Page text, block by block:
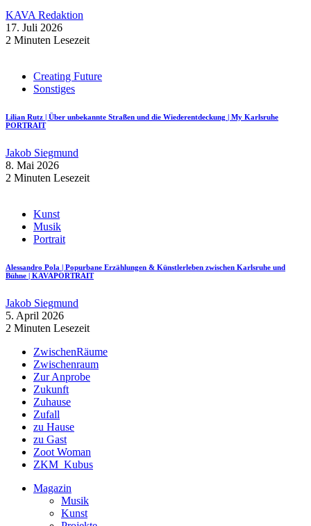
KAVA Redaktion
17. Juli 2026
2 Minuten Lesezeit
Creating Future
Sonstiges
Lilian Rutz | Über unbekannte Straßen und die Wiederentdeckung | My Karlsruhe
PORTRAIT
Jakob Siegmund
8. Mai 2026
2 Minuten Lesezeit
Kunst
Musik
Portrait
Alessandro Pola | Popurbane Erzählungen & Künstlerleben zwischen Karlsruhe und
Bühne | KAVAPORTRAIT
Jakob Siegmund
5. April 2026
2 Minuten Lesezeit
ZwischenRäume
Zwischenraum
Zur Anprobe
Zukunft
Zuhause
Zufall
zu Hause
zu Gast
Zoot Woman
ZKM_Kubus
Magazin
Musik
Kunst